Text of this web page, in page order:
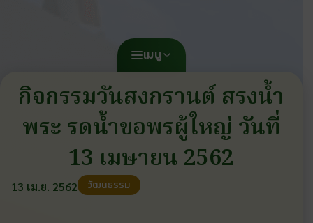
เมนู
กิจกรรมวันสงกรานต์ สรงน้ำ
พระ รดน้ำขอพรผู้ใหญ่ วันที่
13 เมษายน 2562
13 เม.ย. 2562 วัฒนธรรม